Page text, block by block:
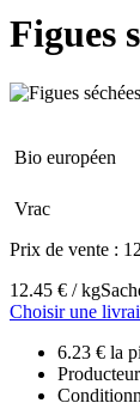
Figues
Bio européen
Vrac
Prix de vente :
12.45 € / kg
Choisir une
6.23 € la